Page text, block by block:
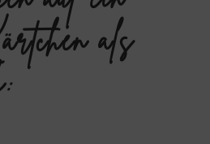
als